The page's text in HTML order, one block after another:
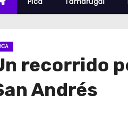
recorrido
Andrés